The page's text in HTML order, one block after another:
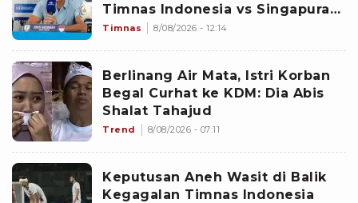
Timnas Indonesia vs Singapura
di Piala AFF 2026: Percuma
Timnas 8/08/2026 - 12:14
Berlinang Air Mata, Istri Korban
Begal Curhat ke KDM: Dia Abis
Shalat Tahajud
Trend 8/08/2026 - 07:11
Keputusan Aneh Wasit di Balik
Kegagalan Timnas Indonesia